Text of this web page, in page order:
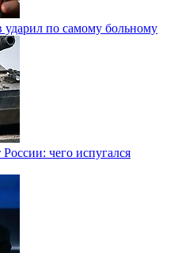
по самому больному
чего испугался